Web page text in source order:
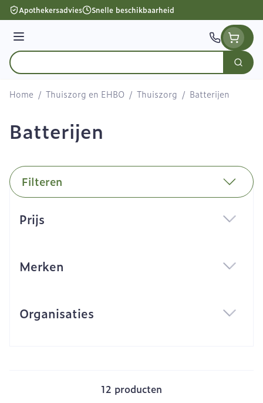
Ga naar de inhoud
Apothekersadvies Snelle beschikbaarheid
Menu
Product, merk, categorie...
Zoek
Home / Thuiszorg en EHBO / Thuiszorg / Batterijen
Batterijen
Filteren
Prijs
Merken
Organisaties
12 producten